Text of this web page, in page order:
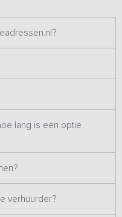
parktuin biedt volop
rustig te genieten van de
hele gezelschap eten, of
volledig zijn inbegrepen.
sterren, omringd door het
lang is een optie
verhuurder?